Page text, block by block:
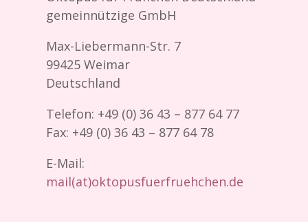
gemeinnützige GmbH
Max-Liebermann-Str. 7
99425 Weimar
Deutschland
Telefon: +49 (0) 36 43 – 877 64 77
Fax: +49 (0) 36 43 – 877 64 78
E-Mail:
mail(at)oktopusfuerfruehchen.de